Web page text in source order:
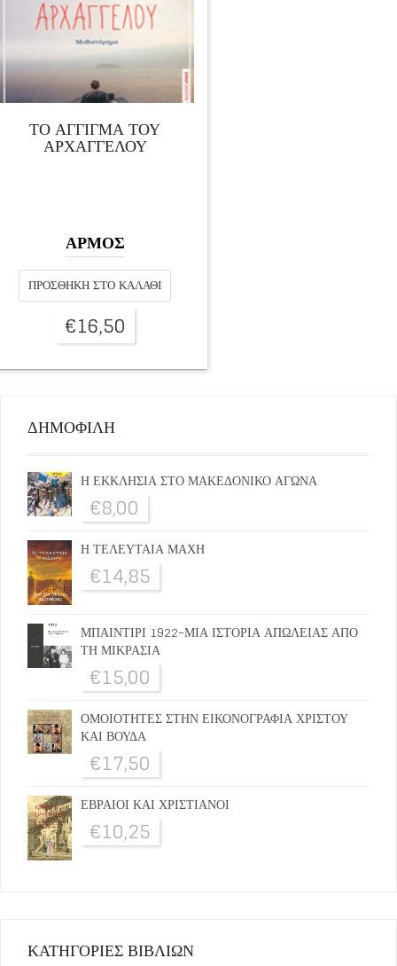
ΤΟ ΑΓΓΙΓΜΑ ΤΟΥ
ΑΡΧΑΓΓΕΛΟΥ
ΑΡΜΟΣ
ΠΡΟΣΘΉΚΗ ΣΤΟ ΚΑΛΆΘΙ
€16,50
ΔΗΜΟΦΙΛΗ
Η ΕΚΚΛΗΣΙΑ ΣΤΟ ΜΑΚΕΔΟΝΙΚΟ ΑΓΩΝΑ
€8,00
Η ΤΕΛΕΥΤΑΙΑ ΜΑΧΗ
€14,85
ΜΠΑΙΝΤΙΡΙ 1922-ΜΙΑ ΙΣΤΟΡΙΑ ΑΠΩΛΕΙΑΣ ΑΠΟ
ΤΗ ΜΙΚΡΑΣΙΑ
€15,00
ΟΜΟΙΟΤΗΤΕΣ ΣΤΗΝ ΕΙΚΟΝΟΓΡΑΦΙΑ ΧΡΙΣΤΟΥ
ΚΑΙ ΒΟΥΔΑ
€17,50
ΕΒΡΑΙΟΙ ΚΑΙ ΧΡΙΣΤΙΑΝΟΙ
€10,25
ΚΑΤΗΓΟΡΙΕΣ ΒΙΒΛΙΩΝ